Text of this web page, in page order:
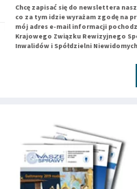
Chcę zapisać się do newslettera
co za tym idzie wyrażam zgodę na
mój adres e-mail informacji
Krajowego Związku Rewizyjnego
Inwalidów i Spółdzielni